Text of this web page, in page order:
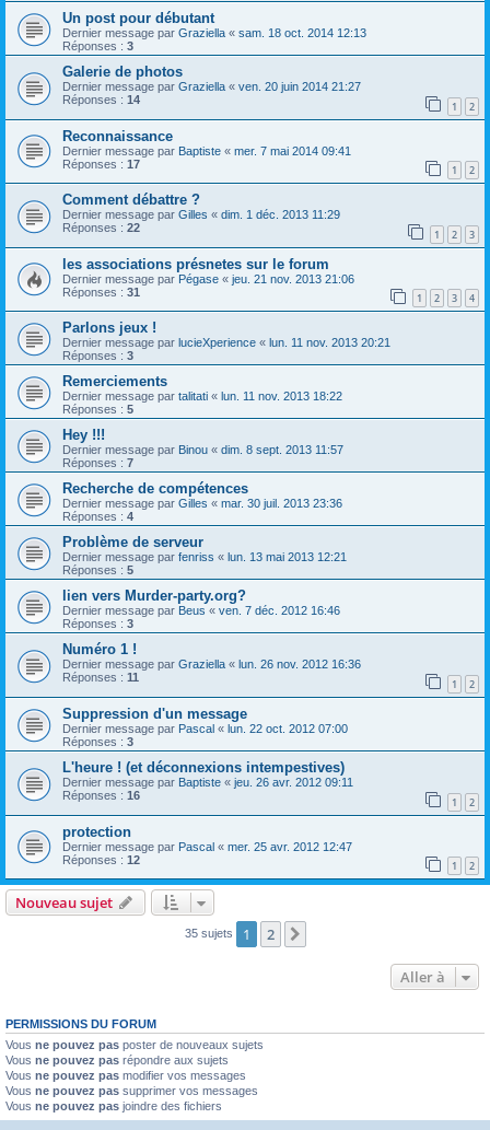
Un post pour débutant
Dernier message par Graziella « sam. 18 oct. 2014 12:13
Réponses : 3
Galerie de photos
Dernier message par Graziella « ven. 20 juin 2014 21:27
Réponses : 14 1 2
Reconnaissance
Dernier message par Baptiste « mer. 7 mai 2014 09:41
Réponses : 17 1 2
Comment débattre ?
Dernier message par Gilles « dim. 1 déc. 2013 11:29
Réponses : 22 1 2 3
les associations présnetes sur le forum
Dernier message par Pégase « jeu. 21 nov. 2013 21:06
Réponses : 31 1 2 3 4
Parlons jeux !
Dernier message par lucieXperience « lun. 11 nov. 2013 20:21
Réponses : 3
Remerciements
Dernier message par talitati « lun. 11 nov. 2013 18:22
Réponses : 5
Hey !!!
Dernier message par Binou « dim. 8 sept. 2013 11:57
Réponses : 7
Recherche de compétences
Dernier message par Gilles « mar. 30 juil. 2013 23:36
Réponses : 4
Problème de serveur
Dernier message par fenriss « lun. 13 mai 2013 12:21
Réponses : 5
lien vers Murder-party.org?
Dernier message par Beus « ven. 7 déc. 2012 16:46
Réponses : 3
Numéro 1 !
Dernier message par Graziella « lun. 26 nov. 2012 16:36
Réponses : 11 1 2
Suppression d'un message
Dernier message par Pascal « lun. 22 oct. 2012 07:00
Réponses : 3
L'heure ! (et déconnexions intempestives)
Dernier message par Baptiste « jeu. 26 avr. 2012 09:11
Réponses : 16 1 2
protection
Dernier message par Pascal « mer. 25 avr. 2012 12:47
Réponses : 12 1 2
Nouveau sujet
35 sujets 1 2
Aller à
PERMISSIONS DU FORUM
Vous ne pouvez pas poster de nouveaux sujets
Vous ne pouvez pas répondre aux sujets
Vous ne pouvez pas modifier vos messages
Vous ne pouvez pas supprimer vos messages
Vous ne pouvez pas joindre des fichiers